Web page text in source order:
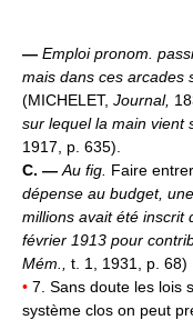
— Emploi pronom.
mais dans ces arcades
(MICHELET, Journal,
sur lequel la main vient
1917, p. 635).
C. — Au fig. Faire
dépense au budget,
millions avait été inscrit
février 1913 pour
Mém., t. 1, 1931, p. 68)
• 7. Sans doute les lois
système clos on peut